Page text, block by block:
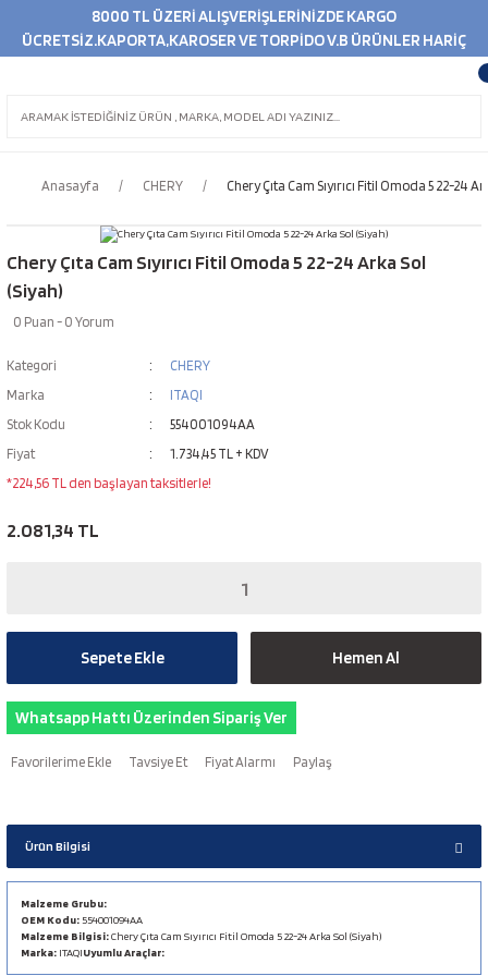
8000 TL ÜZERİ ALIŞVERİŞLERİNİZDE KARGO
ÜCRETSİZ.KAPORTA,KAROSER VE TORPİDO V.B ÜRÜNLER HARİÇ
Anasayfa CHERY Chery Çıta Cam Sıyırıcı Fitil Omoda 5 22-24
Chery Çıta Cam Sıyırıcı Fitil Omoda 5 22-24 Arka Sol
(Siyah)
0 Puan - 0 Yorum
Kategori
CHERY
Marka
ITAQI
Stok Kodu
554001094AA
Fiyat
1.734,45 TL + KDV
*224,56 TL den başlayan taksitlerle!
2.081,34 TL
Sepete Ekle Hemen Al
Whatsapp Hattı Üzerinden Sipariş Ver
Tavsiye Et Fiyat Alarmı Paylaş
Ürün Bilgisi
Malzeme Grubu:
OEM Kodu: 554001094AA
Malzeme Bilgisi:Chery Çıta Cam Sıyırıcı Fitil Omoda 5 22-24 Arka Sol (Siyah)
Marka: ITAQIUyumlu Araçlar: